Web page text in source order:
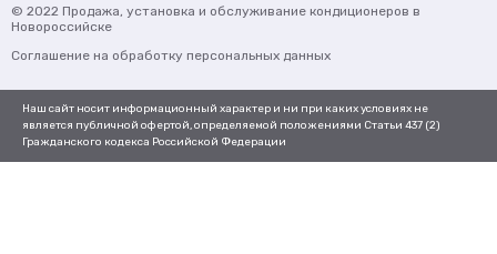
© 2022 Продажа, установка и обслуживание кондиционеров в
Новороссийске
Соглашение на обработку персональных данных
Наш сайт носит информационный характер и ни при каких условиях не
является публичной офертой, определяемой положениями Статьи 437 (2)
Гражданского кодекса Российской Федерации